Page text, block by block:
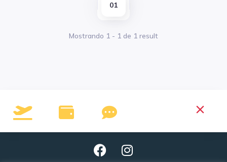
01
Mostrando 1 - 1 de 1 result